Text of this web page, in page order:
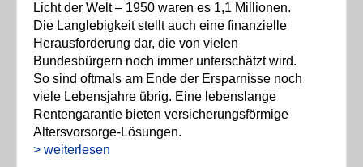
Licht der Welt – 1950 waren es 1,1 Millionen.
Die Langlebigkeit stellt auch eine finanzielle
Herausforderung dar, die von vielen
Bundesbürgern noch immer unterschätzt wird.
So sind oftmals am Ende der Ersparnisse noch
viele Lebensjahre übrig. Eine lebenslange
Rentengarantie bieten versicherungsförmige
Altersvorsorge-Lösungen.
> weiterlesen